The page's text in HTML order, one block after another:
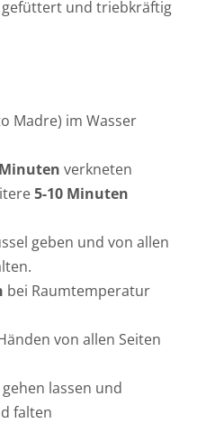
gefüttert und triebkräftig
Madre) im Wasser
verkneten
5-10 Minuten
geben und von allen
bei Raumtemperatur
von allen Seiten
gehen lassen und
falten